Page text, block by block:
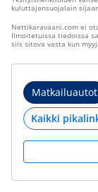
kuluttajansuojalain
Nettikaravaani.com ei
Ilmoitetuissa tiedoissa
siis sitova vasta kun
Matkailuautot